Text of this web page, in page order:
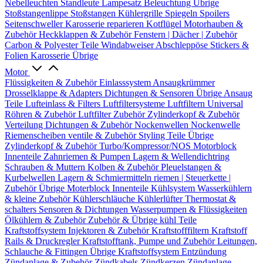
Nebelleuchten Standleute Lampesatz Beleuchtung Übrige
Stoßstangenlippe Stoßstangen Kühlergrille Spiegeln Spoilers
SeitenschwellerKarosserie reparieren Kotflügel Motorhauben &
ZubehörHeckklappen & ZubehörFenstern | Dächer | Zubehör
Carbon & Polyester Teile WindabweiserAbschleppöse Stickers &
Folien Karosserie Übrige
Motor
Flüssigkeiten & ZubehörEinlasssystem Ansaugkrümmer
Drosselklappe & Adapters Dichtungen & Sensoren Übrige Ansaug
Teile Lufteinlass & Filters Luftfiltersysteme Luftfiltern Universal
Röhren & ZubehörLuftfilter Zubehör Zylinderkopf & Zubehör
Verteilung Dichtungen & ZubehörNockenwellen Nockenwelle
Riemenscheiben ventile & Zubehör Styling Teile Übrige
Zylinderkopf & ZubehörTurbo/Kompressor/NOS Motorblock
Innenteile Zahnriemen & Pumpen Lagern & Wellendichtring
Schrauben & Muttern Kolben & ZubehörPleuelstangen &
Kurbelwellen Lagern & Schmiermitteln riemen | Steuerkette |
ZubehörÜbrige Moterblock Innenteile Kühlsystem Wasserkühlern
& kleine ZubehörKühlerschläuche KühlerlüfterThermostat &
schalters Sensoren & Dichtungen Wasserpumpen & Flüssigkeiten
Ölkühlern & Zubehör Zubehör & Übrige kühl Teile
Kraftstoffsystem Injektoren & ZubehörKraftstofffiltern Kraftstoff
Rails & DruckreglerKraftstofftank, Pumpe und ZubehörLeitungen,
Schlauche & Fittingen Übrige Kraftstoffsystem Entzündung